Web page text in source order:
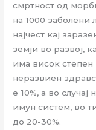
смртност од
на 1000 заболени
најчест кај
земји во развој,
има висок
неразвиен
е 10%, а во
имун систем, во
до 20-30%.